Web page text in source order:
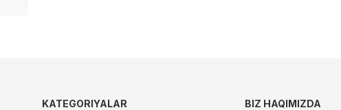
KATEGORIYALAR BIZ HAQIMIZDA